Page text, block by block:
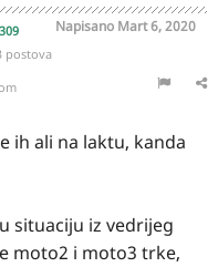
Napisano Mart 6, 2020
postova
ih ali na laktu, kanda
situaciju iz vedrijeg
moto2 i moto3 trke,